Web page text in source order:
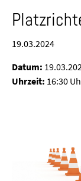
19.03.2024
Datum:
Uhrzeit: 16:30